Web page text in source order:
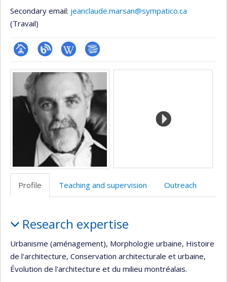
Secondary email: jeanclaude.marsan@sympatico.ca
(Travail)
Page
professionnelle
(faculté,département,école)
BlogueWiki Bibliographie
Media
Profile Teaching and supervision Outreach
Research expertise
Urbanisme (aménagement), Morphologie urbaine, Histoire
de l'architecture, Conservation architecturale et urbaine,
Évolution de l'architecture et du milieu montréalais.